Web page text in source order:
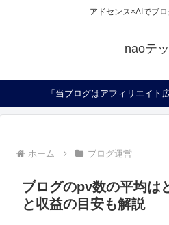
アドセンス×AIでブ
naoテ
「当ブログはアフィリエイト
ホーム ブログ運営
ブログのpv数の平均は
と収益の目安も解説